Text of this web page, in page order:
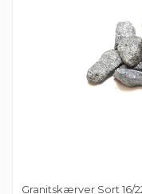
Granitskærver Sort 16/